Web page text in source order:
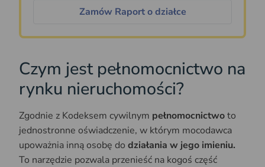
Zamów Raport o działce
Czym jest pełnomocnictwo na
rynku nieruchomości?
Zgodnie z Kodeksem cywilnym pełnomocnictwoto
jednostronne oświadczenie, w którym mocodawca
upoważnia inną osobę do działania w jego imieniu.
To narzędzie pozwala przenieść na kogoś część